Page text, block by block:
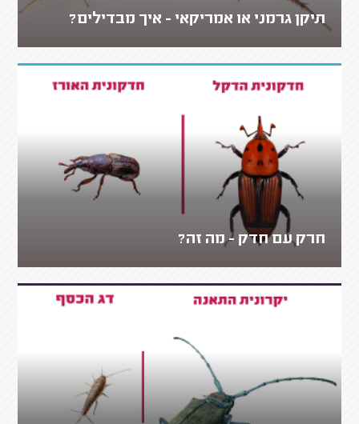
תיקן גרמני או אמריקאי - איך מבדילים?
חרק עם חדק - מה זה?